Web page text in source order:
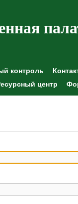
контроль
центр